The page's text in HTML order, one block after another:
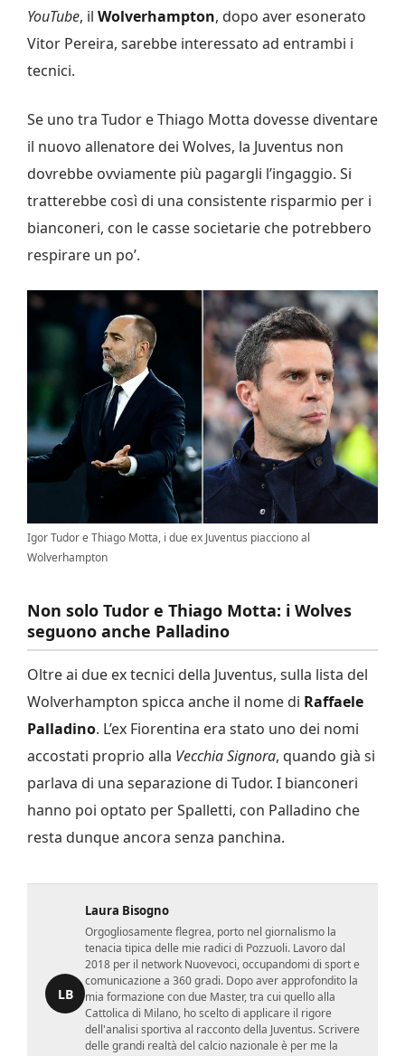
YouTube, il Wolverhampton, dopo aver esonerato
Vitor Pereira, sarebbe interessato ad entrambi i
tecnici.
Se uno tra Tudor e Thiago Motta dovesse diventare
il nuovo allenatore dei Wolves, la Juventus non
dovrebbe ovviamente più pagargli l’ingaggio. Si
tratterebbe così di una consistente risparmio per i
bianconeri, con le casse societarie che potrebbero
respirare un po’.
Igor Tudor e Thiago Motta, i due ex Juventus piacciono al
Wolverhampton
Non solo Tudor e Thiago Motta: i Wolves
seguono anche Palladino
Oltre ai due ex tecnici della Juventus, sulla lista del
Wolverhampton spicca anche il nome di Raffaele
Palladino. L’ex Fiorentina era stato uno dei nomi
accostati proprio alla Vecchia Signora, quando già si
parlava di una separazione di Tudor. I bianconeri
hanno poi optato per Spalletti, con Palladino che
resta dunque ancora senza panchina.
LB
Laura Bisogno
Orgogliosamente flegrea, porto nel giornalismo la
tenacia tipica delle mie radici di Pozzuoli. Lavoro dal
2018 per il network Nuovevoci, occupandomi di sport e
comunicazione a 360 gradi. Dopo aver approfondito la
mia formazione con due Master, tra cui quello alla
Cattolica di Milano, ho scelto di applicare il rigore
dell'analisi sportiva al racconto della Juventus. Scrivere
delle grandi realtà del calcio nazionale è per me la